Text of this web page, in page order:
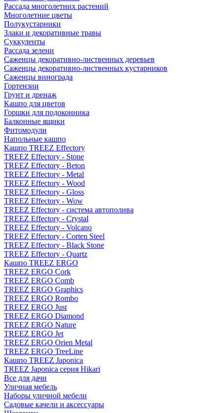
Рассада многолетних растений
Многолетние цветы
Полукустарники
Злаки и декоративные травы
Суккуленты
Рассада зелени
Саженцы декоративно-лиственных деревьев
Саженцы декоративно-лиственных кустарников
Саженцы винограда
Гортензии
Грунт и дренаж
Кашпо для цветов
Горшки для подоконника
Балконные ящики
Фитомодули
Напольные кашпо
Кашпо TREEZ Effectory
TREEZ Effectory - Stone
TREEZ Effectory - Beton
TREEZ Effectory - Metal
TREEZ Effectory - Wood
TREEZ Effectory - Gloss
TREEZ Effectory - Wow
TREEZ Effectory - система автополива
TREEZ Effectory - Crystal
TREEZ Effectory - Volcano
TREEZ Effectory - Corten Steel
TREEZ Effectory - Black Stone
TREEZ Effectory - Quartz
Кашпо TREEZ ERGO
TREEZ ERGO Cork
TREEZ ERGO Comb
TREEZ ERGO Graphics
TREEZ ERGO Rombo
TREEZ ERGO Just
TREEZ ERGO Diamond
TREEZ ERGO Nature
TREEZ ERGO Jet
TREEZ ERGO Orien Metal
TREEZ ERGO TreeLine
Кашпо TREEZ Japonica
TREEZ Japonica серия Hikari
Все для дачи
Уличная мебель
Наборы уличной мебели
Садовые качели и аксессуары